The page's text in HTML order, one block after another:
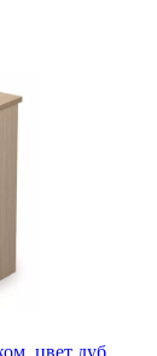
цвет дуб